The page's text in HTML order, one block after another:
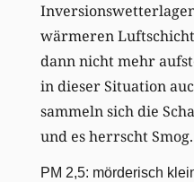
wärmeren
dann nicht mehr
in dieser Situation
sammeln sich die
und es herrscht Smog.
PM 2,5: mörderisch